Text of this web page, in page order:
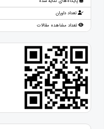
تعداد داوران
تعداد مشاهده مقالات